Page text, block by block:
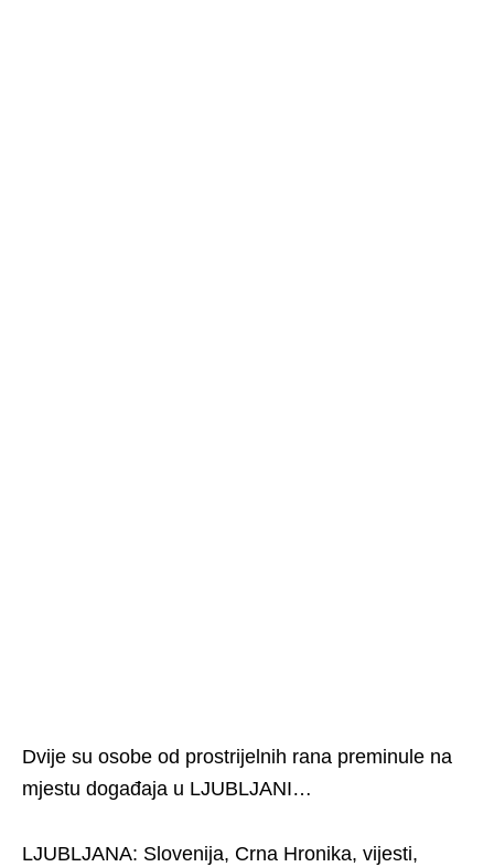
Dvije su osobe od prostrijelnih rana preminule na
mjestu događaja u LJUBLJANI…
LJUBLJANA: Slovenija, Crna Hronika, vijesti,